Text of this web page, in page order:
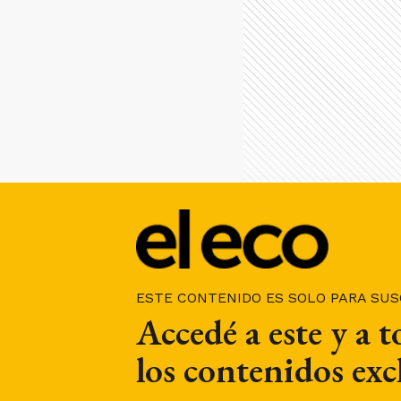
ESTE CONTENIDO ES SOLO PARA
Accedé a este y a
los contenidos